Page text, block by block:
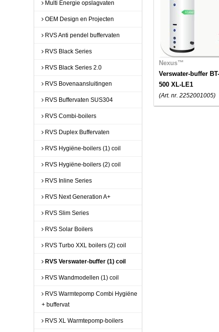
Multi Energie opslagvaten
OEM Design en Projecten
RVS Anti pendel buffervaten
RVS Black Series
RVS Black Series 2.0
RVS Bovenaansluitingen
RVS Buffervaten SUS304
RVS Combi-boilers
RVS Duplex Buffervaten
RVS Hygiëne-boilers (1) coil
RVS Hygiëne-boilers (2) coil
RVS Inline Series
RVS Next Generation A+
RVS Slim Series
RVS Solar Boilers
RVS Turbo XXL boilers (2) coil
RVS Verswater-buffer (1) coil
RVS Wandmodellen (1) coil
RVS Warmtepomp Combi Hygiëne
+ buffervat
RVS XL Warmtepomp-boilers
Nexus™
Verswater-buffer BT-
500 XL-LE1
(Art. nr. 2252001005)